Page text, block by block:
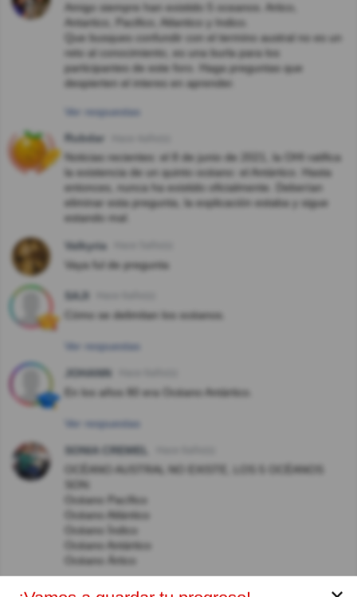
Amigo siempre han existido 5 oceanos. Artico,
Antartico, Pacifico, Atlantico y Indico.
Que busques confundir con el termino austral no es un
reto al conocimiento, es una burla para los
participantes de este foro. Haga preguntas que
despierten el interes en aprender.
Ver respuestas
Rubdar
Noticias recientes: el 8 de junio de 2021, la OHI ratifica
la existencia de un quinto océano: el Antártico. Hasta
entonces, nunca ha existido oficialmente. Deberían
eliminar esta pregunta, la explicación estaba y sigue
estando mal.
Valkyria
Vaya ful de pregunta
SAJI
Cómo se delimitan los océanos.
Ver respuestas
JOHANN
En los años 80 era Océano Antártico.
Ver respuestas
SONIA CREMEL
OCÈANO AUSTRAL NO EXISTE, LOS 5 OCÈANOS
Océano Pacífico
Océano Atlántico
Océano Índico
Océano Antártico
Océano Ártico
Ver respuestas